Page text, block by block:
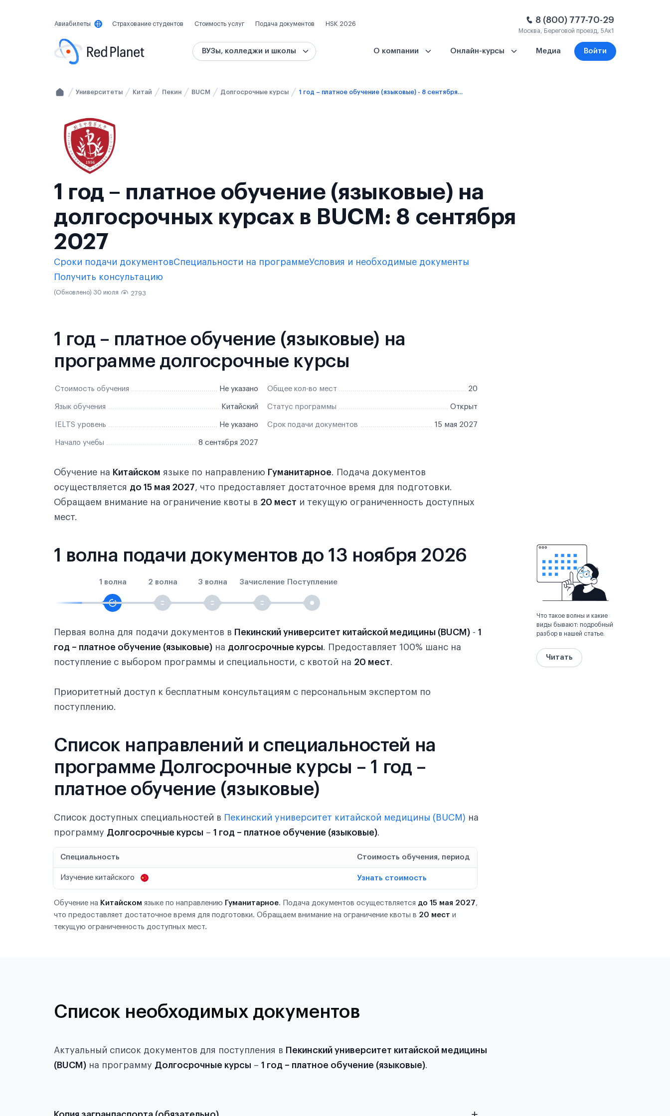
Авиабилеты Страхование студентов Стоимость услуг Подача документов HSK 2026 8 (800) 777-70-29
Москва, Береговой проезд, 5Ак1
ВУЗы, колледжи и школы О компании Онлайн-курсы Медиа Войти
Университеты Китай Пекин BUCM Долгосрочные курсы 1 год – платное обучение (языковые) - 8 сентября 2027
1 год – платное обучение (языковые) на
долгосрочных курсах в BUCM: 8 сентября
2027
Сроки подачи документовСпециальности на программеУсловия и необходимые документы
Получить консультацию
(Обновлено) 30 июля 2793
1 год – платное обучение (языковые) на
программе долгосрочные курсы
Стоимость обучения Не указано Общее кол-во мест 20
Язык обучения Китайский Статус программы Открыт
IELTS уровень Не указано Срок подачи документов 15 мая 2027
Начало учебы 8 сентября 2027
Обучение на Китайском языке по направлению Гуманитарное. Подача документов
осуществляется до 15 мая 2027, что предоставляет достаточное время для подготовки.
Обращаем внимание на ограничение квоты в 20 мест и текущую ограниченность доступных
мест.
1 волна подачи документов до 13 ноября 2026
1 волна 2 волна 3 волна Зачисление Поступление
Первая волна для подачи документов в Пекинский университет китайской медицины (BUCM) - 1
год – платное обучение (языковые) на долгосрочные курсы. Предоставляет 100% шанс на
поступление с выбором программы и специальности, с квотой на 20 мест.
Приоритетный доступ к бесплатным консультациям с персональным экспертом по
поступлению.
Что такое волны и какие
виды бывают: подробный
разбор в нашей статье.
Читать
Список направлений и специальностей на
программе Долгосрочные курсы – 1 год –
платное обучение (языковые)
Список доступных специальностей в Пекинский университет китайской медицины (BUCM) на
программу Долгосрочные курсы – 1 год – платное обучение (языковые).
Специальность Стоимость обучения, период
Изучение китайского Узнать стоимость
Обучение на Китайском языке по направлению Гуманитарное. Подача документов осуществляется до 15 мая 2027,
что предоставляет достаточное время для подготовки. Обращаем внимание на ограничение квоты в 20 мест и
текущую ограниченность доступных мест.
Список необходимых документов
Актуальный список документов для поступления в Пекинский университет китайской медицины
(BUCM) на программу Долгосрочные курсы – 1 год – платное обучение (языковые).